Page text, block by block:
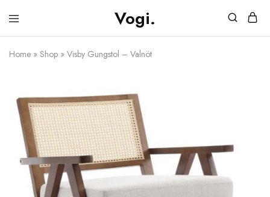
Vogi.
Vogi.se
Möbler
Belysning
Home » Shop » Visby Gungstol – Valnöt